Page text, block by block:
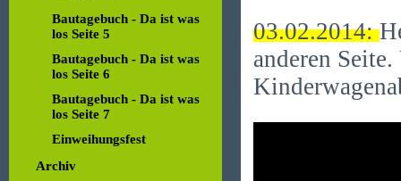
Bautagebuch - Da ist was
los Seite 5
Bautagebuch - Da ist was
los Seite 6
Bautagebuch - Da ist was
los Seite 7
Einweihungsfest
Archiv
03.02.2014:
anderen